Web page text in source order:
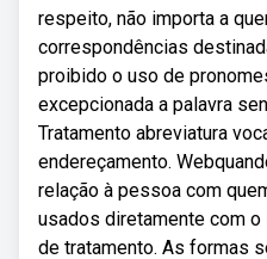
respeito, não importa a
correspondências
proibido o uso de
excepcionada a palavra
Tratamento abreviatura
endereçamento.
relação à pessoa com
usados diretamente com
de tratamento. As formas